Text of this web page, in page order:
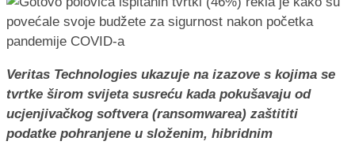
Veritas Technologies ukazuje na izazove s kojima se
tvrtke širom svijeta susreću kada pokušavaju od
ucjenjivačkog softvera (ransomwarea) zaštititi
podatke pohranjene u složenim, hibridnim